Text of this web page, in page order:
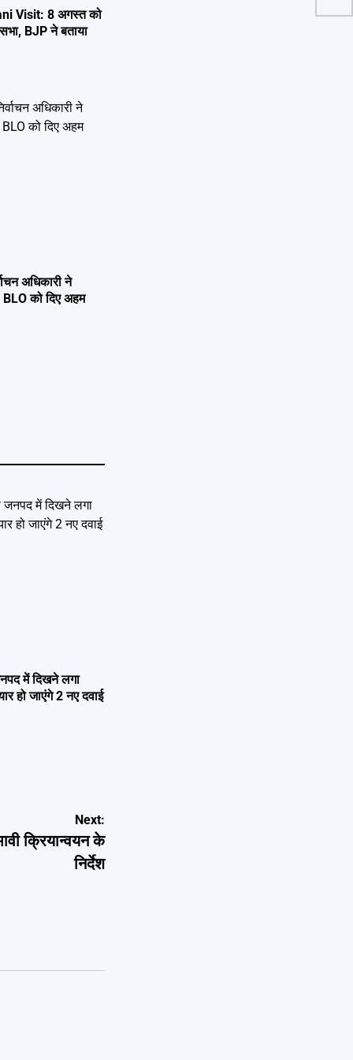
Visit: 8 अगस्त को
BJP ने बताया
अधिकारी ने
BLO को दिए अहम
में दिखने लगा
हो जाएंगे 2 नए दवाई
Next:
क्रियान्वयन के
निर्देश